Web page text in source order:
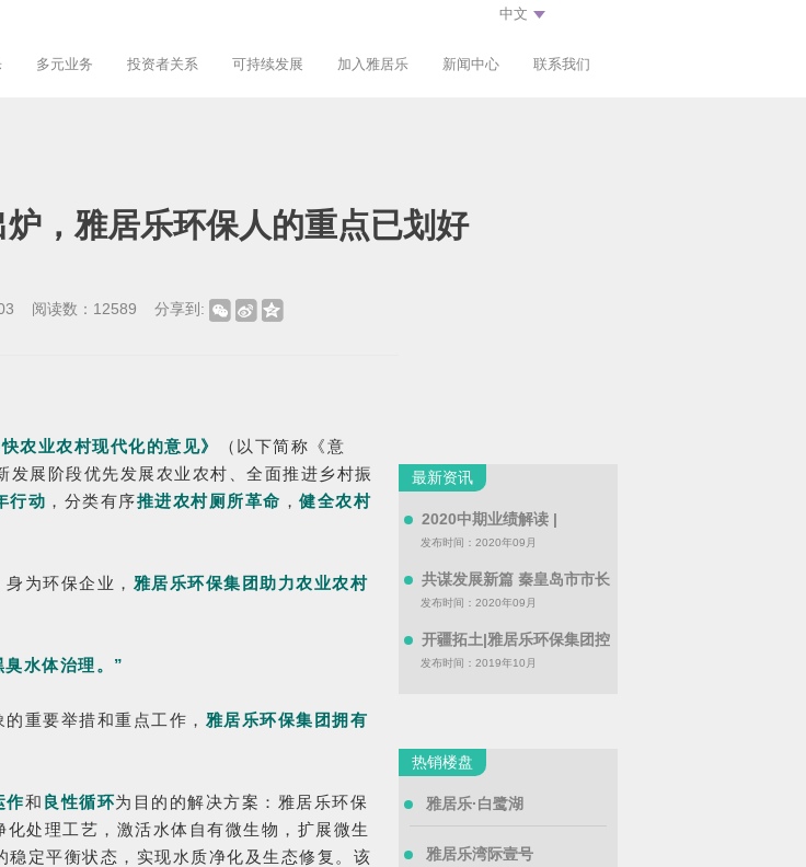
多元业务 投资者关系 可持续发展 加入雅居乐 新闻中心 联系我们
，雅居乐环保人的重点已划好
阅读数： 12589 分享到:
农业农村现代化的意见》
（以下简称《意
发展阶段优先发展农业农村、全面推进乡村振
行动 ，分类有序推进农村厕所革命 ， 健全农村
为环保企业， 雅居乐环保集团助力农业农村
臭水体治理。”
重要举措和重点工作， 雅居乐环保集团拥有
作和 良性循环为目的的解决方案：雅居乐环保
处理工艺，激活水体自有微生物，扩展微生
稳定平衡状态，实现水质净化及生态修复。该
最新资讯
2020中期业绩解读 |
发布时间：2020年09月
共谋发展新篇 秦皇岛市市长
发布时间：2020年09月
开疆拓土|雅居乐环保集团控
发布时间：2019年10月
热销楼盘
雅居乐·白鹭湖
雅居乐湾际壹号